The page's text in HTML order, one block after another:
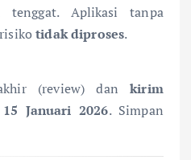
tenggat. Aplikasi tanpa
tidak diproses.
(review) dankirim
15 Januari 2026. Simpan